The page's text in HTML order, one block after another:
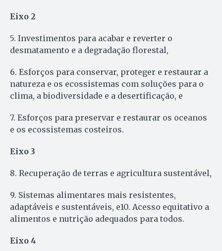
Eixo 2
5. Investimentos para acabar e reverter o
desmatamento e a degradação florestal,
6. Esforços para conservar, proteger e restaurar a
natureza e os ecossistemas com soluções para o
clima, a biodiversidade e a desertificação, e
7. Esforços para preservar e restaurar os oceanos
e os ecossistemas costeiros.
Eixo 3
8. Recuperação de terras e agricultura sustentável,
9. Sistemas alimentares mais resistentes,
adaptáveis e sustentáveis, e10. Acesso equitativo a
alimentos e nutrição adequados para todos.
Eixo 4